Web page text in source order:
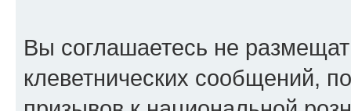
Вы соглашаетесь не
клеветнических сообщений,